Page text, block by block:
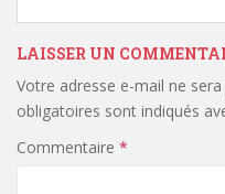
LAISSER UN
Votre adresse e-mail ne sera
obligatoires sont indiqués
Commentaire *